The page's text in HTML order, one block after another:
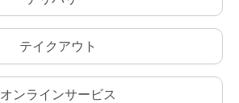
テイクアウト
オンラインサービス